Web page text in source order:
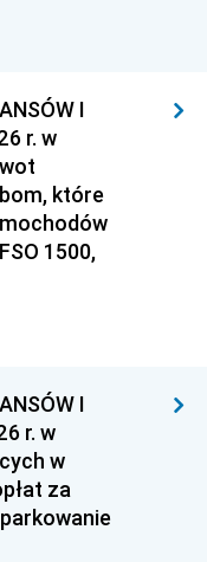
I
r. w
które
1500,
I
r. w
w
za